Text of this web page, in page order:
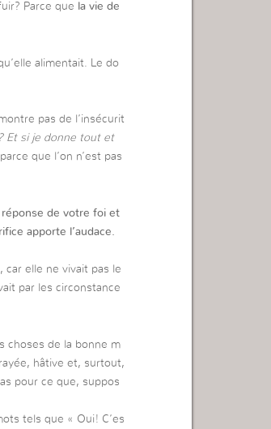
Parce que la vie de
alimentait. Le do
pas de l’insécurit
Et si je donne tout et
que l’on n’est pas
de votre foi et
apporte l’audace.
car elle ne vivait pas le
par les circonstance
choses de la bonne m
hâtive et, surtout,
pour ce que, suppos
tels que « Oui! C’es